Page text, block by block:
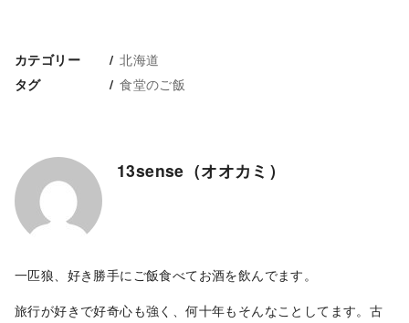
カテゴリー 北海道
タグ 食堂のご飯
13sense（オオカミ）
一匹狼、好き勝手にご飯食べてお酒を飲んでます。
旅行が好きで好奇心も強く、何十年もそんなことしてます。古